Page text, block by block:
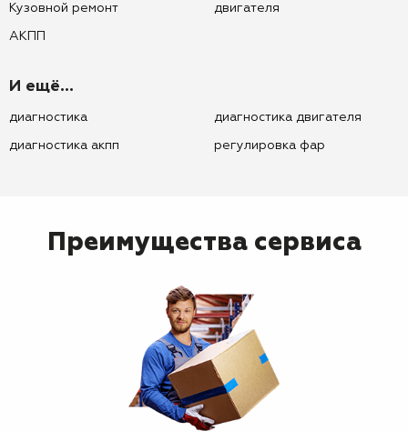
Кузовной ремонт
АКПП
двигателя
И ещё...
диагностика
диагностика акпп
диагностика двигателя
регулировка фар
Преимущества сервиса